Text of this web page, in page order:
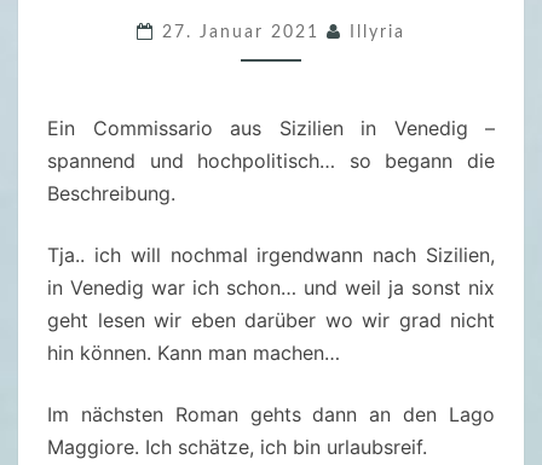
1
E
R
E
I
E
H
27. Januar 2021 Illyria
Ein Commissario aus Sizilien in Venedig –
spannend und hochpolitisch… so begann die
Beschreibung.
Tja.. ich will nochmal irgendwann nach Sizilien,
in Venedig war ich schon… und weil ja sonst nix
geht lesen wir eben darüber wo wir grad nicht
hin können. Kann man machen…
Im nächsten Roman gehts dann an den Lago
Maggiore. Ich schätze, ich bin urlaubsreif.